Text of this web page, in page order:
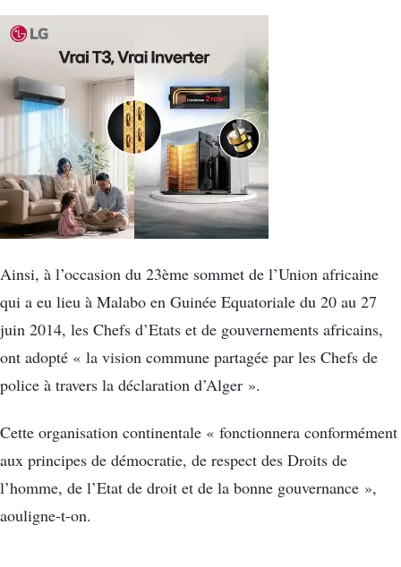
Ainsi, à l’occasion du 23ème sommet de l’Union africaine
qui a eu lieu à Malabo en Guinée Equatoriale du 20 au 27
juin 2014, les Chefs d’Etats et de gouvernements africains,
ont adopté « la vision commune partagée par les Chefs de
police à travers la déclaration d’Alger ».
Cette organisation continentale « fonctionnera conformément
aux principes de démocratie, de respect des Droits de
l’homme, de l’Etat de droit et de la bonne gouvernance »,
aouligne-t-on.